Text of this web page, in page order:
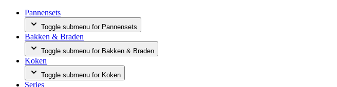
Pannensets
Toggle submenu for Pannensets
Bakken & Braden
Toggle submenu for Bakken & Braden
Koken
Toggle submenu for Koken
Series